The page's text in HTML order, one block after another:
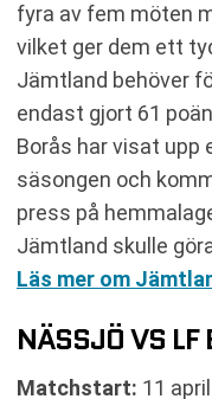
fyra av fem möten
vilket ger dem ett
Jämtland behöver
endast gjort 61
Borås har visat
säsongen och
press på
Jämtland skulle
Läs mer om
NÄSSJÖ VS LF
Matchstart: 11